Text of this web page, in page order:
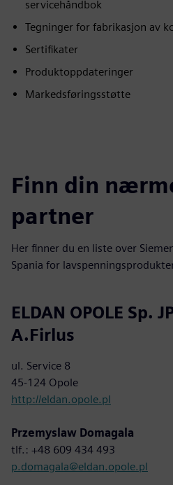
servicehåndbok
Tegninger for fabrikasjon av
Sertifikater
Produktoppdateringer
Markedsføringsstøtte
Finn din
partner
Her finner du en liste over
Spania for
ELDAN OPOLE Sp.
A.Firlus
ul. Service 8
45-124 Opole
http://eldan.opole.pl
Przemyslaw Domagala
tlf.: +48 609 434 493
p.domagala@eldan.opole.pl